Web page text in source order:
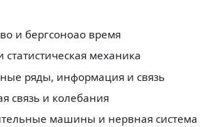
и бергсоноао время
статистическая механика
ряды, информация и связь
связь и колебания
машины и нервная система